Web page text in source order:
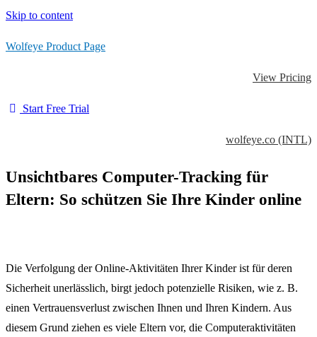
Skip to content
Wolfeye Product Page
View Pricing
Start Free Trial
wolfeye.co (INTL)
Unsichtbares Computer-Tracking für
Eltern: So schützen Sie Ihre Kinder online
Die Verfolgung der Online-Aktivitäten Ihrer Kinder ist für deren
Sicherheit unerlässlich, birgt jedoch potenzielle Risiken, wie z. B.
einen Vertrauensverlust zwischen Ihnen und Ihren Kindern. Aus
diesem Grund ziehen es viele Eltern vor, die Computeraktivitäten